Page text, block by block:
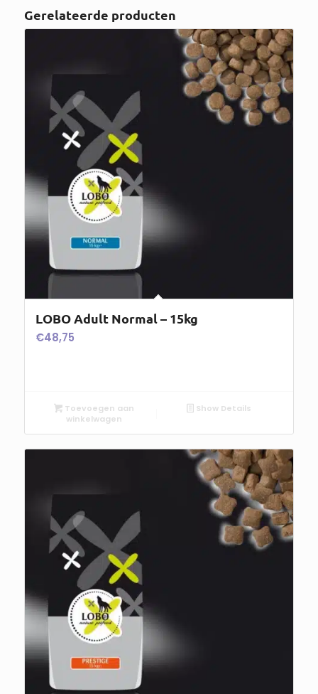
Gerelateerde producten
LOBO Adult Normal – 15kg
€48,75
Toevoegen aan
winkelwagen
Show Details